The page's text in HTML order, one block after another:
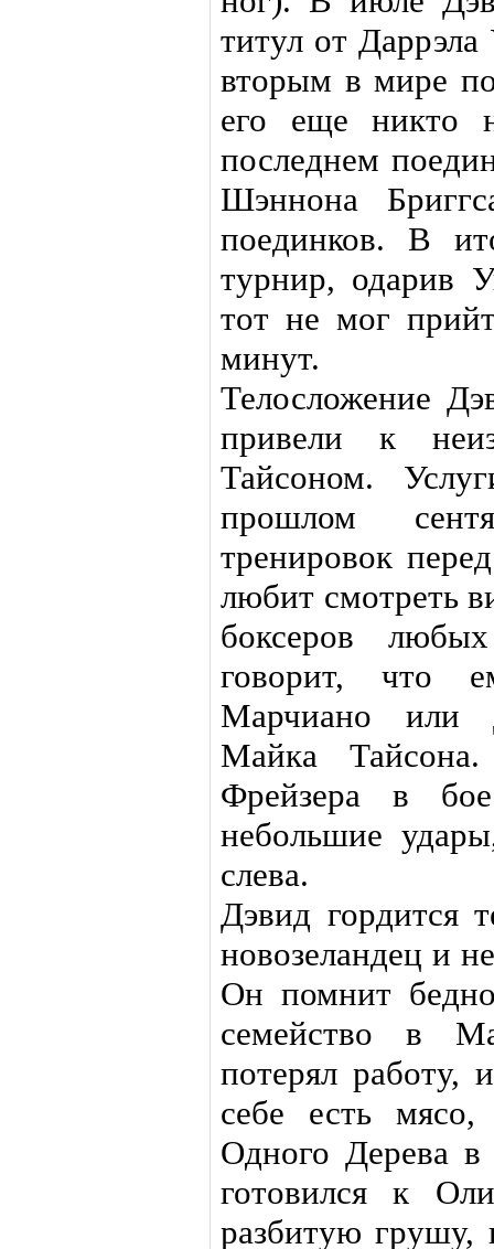
титул от
вторым в мире
его еще никто
последнем
Шэннона
поединков. В
турнир, одарив
тот не мог
минут.
Телосложение
привели к
Тайсоном.
прошлом
тренировок
любит смотреть
боксеров
говорит, что
Марчиано или
Майка
Фрейзера в
небольшие
слева.
Дэвид гордится
новозеландец и
Он помнит
семейство в
потерял работу,
себе есть
Одного Дерева в
готовился к
разбитую грушу,